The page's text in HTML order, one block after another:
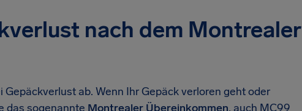
nach dem Montrealer
ab. Wenn Ihr Gepäck verloren geht oder
das sogenannte Montrealer Übereinkommen, auch MC99